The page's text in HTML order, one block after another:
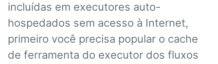
incluídas em executores auto-
hospedados sem acesso à Internet,
primeiro você precisa popular o cache
de ferramenta do executor dos fluxos